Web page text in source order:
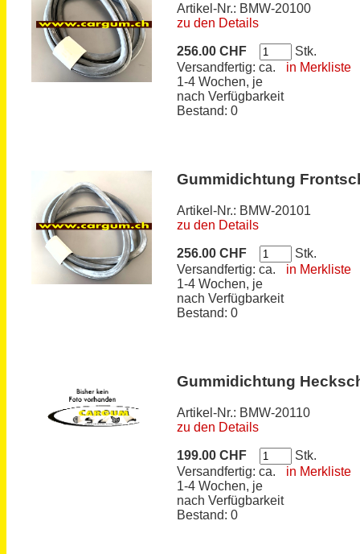
Artikel-Nr.: BMW-20100
zu den Details
256.00 CHF
Stk.
Versandfertig: ca.
1-4 Wochen, je
nach Verfügbarkeit
Bestand: 0
in Merkliste
Gummidichtung
Artikel-Nr.: BMW-20101
zu den Details
256.00 CHF
Stk.
Versandfertig: ca.
1-4 Wochen, je
nach Verfügbarkeit
Bestand: 0
in Merkliste
Gummidichtung
Artikel-Nr.: BMW-20110
zu den Details
199.00 CHF
Stk.
Versandfertig: ca.
1-4 Wochen, je
nach Verfügbarkeit
Bestand: 0
in Merkliste